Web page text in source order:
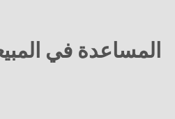
المساعدة في